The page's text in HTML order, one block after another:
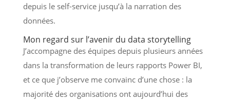
depuis le self-service jusqu’à la narration des
données.
Mon regard sur l’avenir du data storytelling
J’accompagne des équipes depuis plusieurs années
dans la transformation de leurs rapports Power BI,
et ce que j’observe me convainc d’une chose : la
majorité des organisations ont aujourd’hui des